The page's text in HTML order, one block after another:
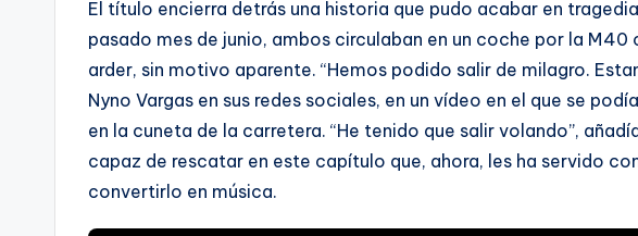
El título encierra detrás una historia que pudo acabar en
pasado mes de junio, ambos circulaban en un coche por la
arder, sin motivo aparente. “Hemos podido salir de milagro.
Nyno Vargas en sus redes sociales, en un vídeo en el que se
en la cuneta de la carretera. “He tenido que salir volando”,
capaz de rescatar en este capítulo que, ahora, les ha servido
convertirlo en música.